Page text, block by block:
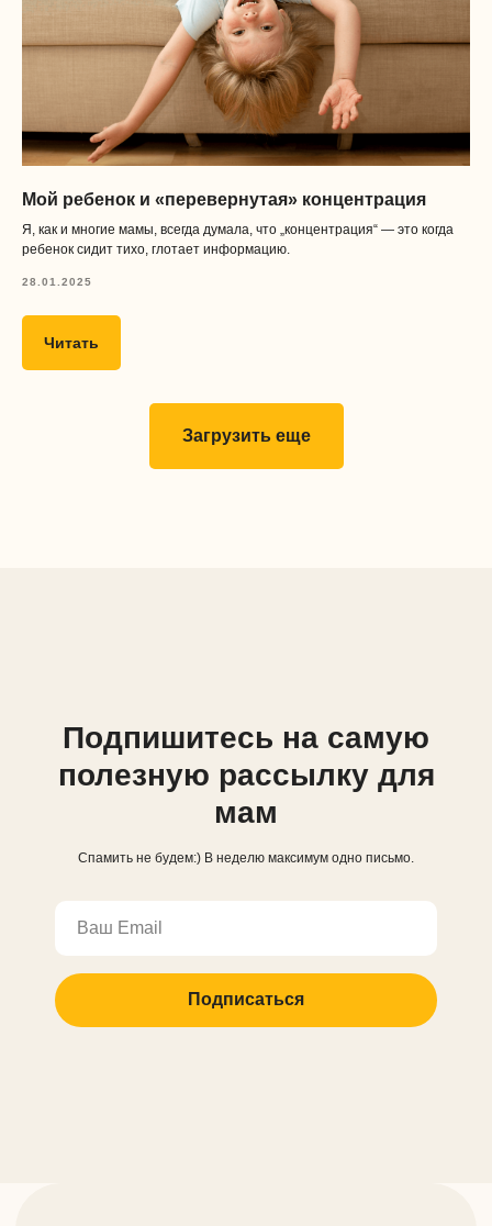
Мой ребенок и «перевернутая» концентрация
Я, как и многие мамы, всегда думала, что „концентрация“ — это когда
ребенок сидит тихо, глотает информацию.
28.01.2025
Читать
Загрузить еще
Подпишитесь на самую
полезную рассылку для
мам
Спамить не будем:) В неделю максимум одно письмо.
Подписаться